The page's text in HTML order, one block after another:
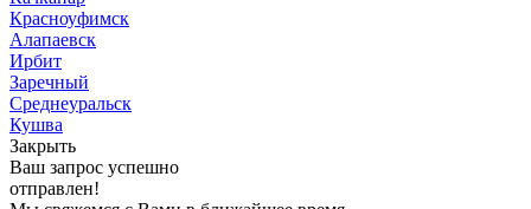
Красноуфимск
Алапаевск
Ирбит
Заречный
Среднеуральск
Кушва
Закрыть
Ваш запрос успешно
отправлен!